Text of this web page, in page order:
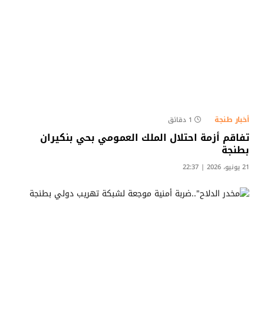
أخبار طنجة 1 دقائق
تفاقم أزمة احتلال الملك العمومي بحي بنكيران
بطنجة
21 يونيو، 2026 | 22:37